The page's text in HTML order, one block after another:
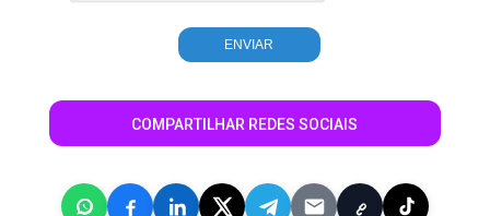
COMPARTILHAR REDES SOCIAIS